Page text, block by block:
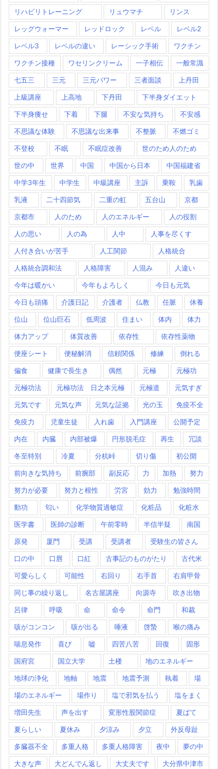
リハビリトレーニング リュウマチ リンス
レッグウォーマー レッドロック レベル レベル2
レベル3 レベルの違い レーシック手術 ワクチン
ワクチン接種 ワセリンクリーム 一子相伝 一般常識
七五三 三元 三元パワー 三者面談 上丹田
上級講座 上高地 下丹田 下半身ダイエット
下半身痩せ 下着 下腿 不安な気持ち 不安感
不思議な体験 不思議な出来事 不整脈 不燃ゴミ
不登校 不眠 不眠症改善 世のため人のため
世の中 世界 中国 中国から日本 中国福建省
中学3年生 中学生 中級講座 主訴 乗鞍 乳歯
乳液 二十四節気 二重の虹 五台山 京都
京都市 人のため 人のエネルギー 人の役割
人の思い 人の為 人中 人事を尽くす
人付き合いが苦手 人工関節 人格統合
人格統合調和法 人格障害 人混み 人違い
今年は暖かい 今年もよろしく 今日も元気
今日も頭痛 介護日記 介護者 仏教 任脈 休養
位山 位山巨石 低周波 住まい 体内 体力
体力アップ 体質改善 依存性 依存性薬物
便座シート 便秘解消 信頼関係 修練 倒れる
偏食 健康で長生き 偶然 元極 元極功
元極功法 元極功法 日之本元極 元極道 元気すぎ
元気です 元気な声 元気な証拠 光の玉 免疫不全
免疫力 児童生徒 入れ歯 入門講座 公開予定
内在 内臓 内部被爆 円形脱毛症 再生 冗談
冬至特別 冷夏 分杭峠 切り傷 初公開
前向きな気持ち 前腕部 副反応 力 加熱 努力
努力が必要 努力と根性 労宮 効力 勉強時間
動功 匂い 化学物質過敏症 化粧品 化粧水
医学書 医師の診断 午前零時 半信半疑 南国
原発 厦門 受講 受講者 受験生の皆さん
口の中 口唇 口紅 古事記のものがたり 古代米
可愛らしく 可能性 右回り 右手首 右肩甲骨
同じ事の繰り返し 名古屋講座 向源寺 吹き出物
呂律 呼吸 命 命令 命門 和裁
咳がコンコン 咳が出る 唾液 啓蟄 喉の痛み
喘息発作 喜び 嘘 四苦八苦 回復 固形
国府宮 国立大学 土楼 地のエネルギー
地球の浄化 地軸 地震 地震予測 執着 場
場のエネルギー 場作り 塩で邪気を払う 塩をまく
増田先生 声を出す 変形性股関節症 夏ばて
夏らしい 夏休み 夕涼み 夕立 外反母趾
多臓器不全 多重人格 多重人格障害 夜中 夢の中
大きな声 大どんでん返し 大丈夫です 大分県中津市